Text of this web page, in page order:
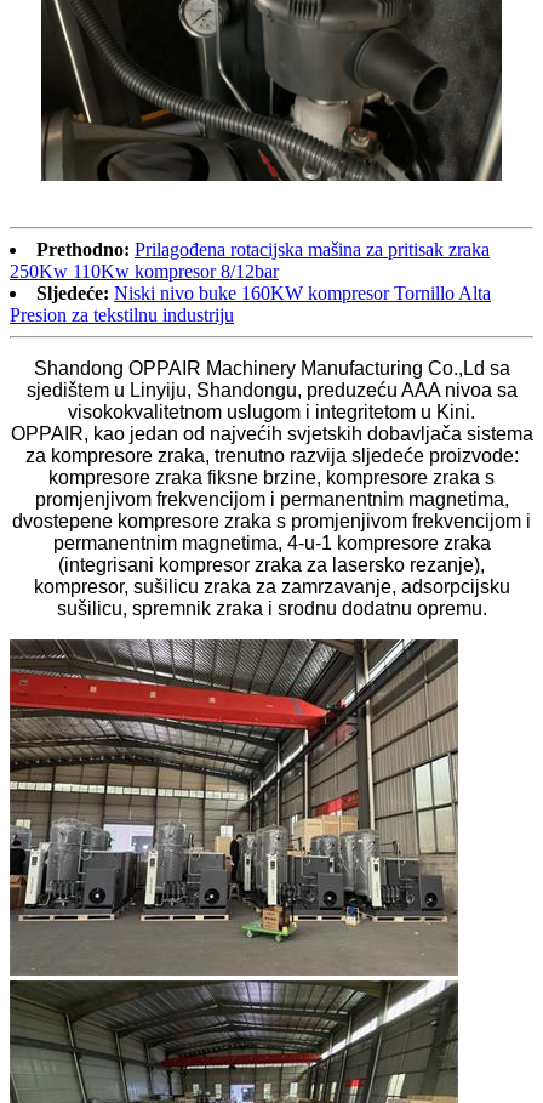
Prethodno: Prilagođena rotacijska mašina za pritisak zraka
250Kw 110Kw kompresor 8/12bar
Sljedeće: Niski nivo buke 160KW kompresor Tornillo Alta
Presion za tekstilnu industriju
Shandong OPPAIR Machinery Manufacturing Co.,Ld sa
sjedištem u Linyiju, Shandongu, preduzeću AAA nivoa sa
visokokvalitetnom uslugom i integritetom u Kini.
OPPAIR, kao jedan od najvećih svjetskih dobavljača sistema
za kompresore zraka, trenutno razvija sljedeće proizvode:
kompresore zraka fiksne brzine, kompresore zraka s
promjenjivom frekvencijom i permanentnim magnetima,
dvostepene kompresore zraka s promjenjivom frekvencijom i
permanentnim magnetima, 4-u-1 kompresore zraka
(integrisani kompresor zraka za lasersko rezanje),
kompresor, sušilicu zraka za zamrzavanje, adsorpcijsku
sušilicu, spremnik zraka i srodnu dodatnu opremu.